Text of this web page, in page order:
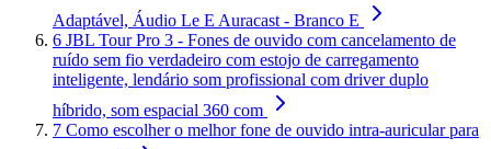
Adaptável, Áudio Le E Auracast - Branco E
6 JBL Tour Pro 3 - Fones de ouvido com cancelamento de
ruído sem fio verdadeiro com estojo de carregamento
inteligente, lendário som profissional com driver duplo
híbrido, som espacial 360 com
7 Como escolher o melhor fone de ouvido intra-auricular para